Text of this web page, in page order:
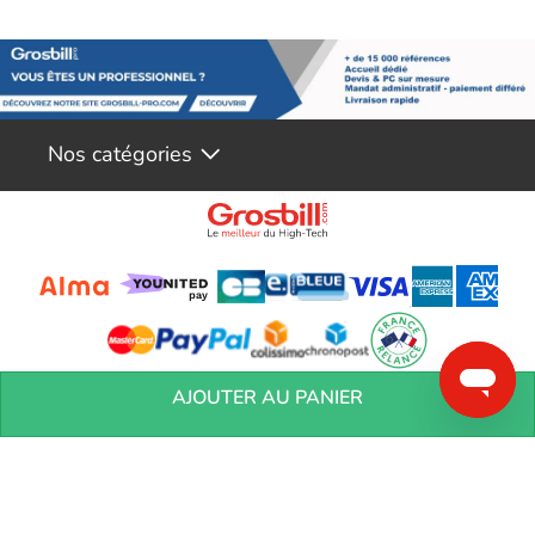
AJOUTER AU PANIER
Nos catégories
Conditions générales de réservation Conditions générales de vente
Mentions
Vos informations personnelles Préférences Cookies
Aide &